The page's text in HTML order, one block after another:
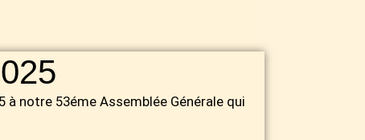
notre 53éme Assemblée Générale qui